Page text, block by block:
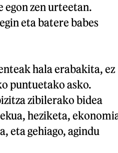
zen urteetan.
eta batere babes
hala erabakita, ez
puntuetako asko.
zibilerako bidea
heziketa,
eta gehiago, agindu